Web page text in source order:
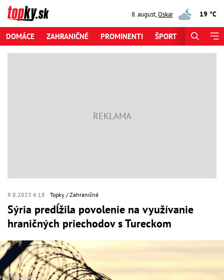
8. august,Oskar 19 °C
DOMÁCE ZAHRANIČNÉ PROMINENTI ŠPORT
9.8.2023 6:18 Topky Zahraničné
Sýria predĺžila povolenie na využívanie
hraničných priechodov s Tureckom